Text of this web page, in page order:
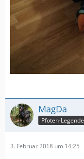
MagDa
Pfoten-Legende
3. Februar 2018 um 14:25